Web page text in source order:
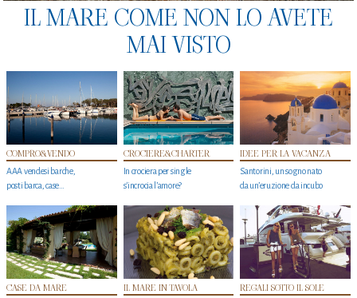
IL MARE COME NON LO AVETE
MAI VISTO
COMPRO&VENDO
AAA vendesi barche,
posti barca, case…
CROCIERE&CHARTER
In crociera per single
s'incrocia l’amore?
IDEE PER LA VACANZA
Santorini, un sogno nato
da un’eruzione da incubo
CASE DA MARE IL MARE IN TAVOLA REGALI SOTTO IL SOLE